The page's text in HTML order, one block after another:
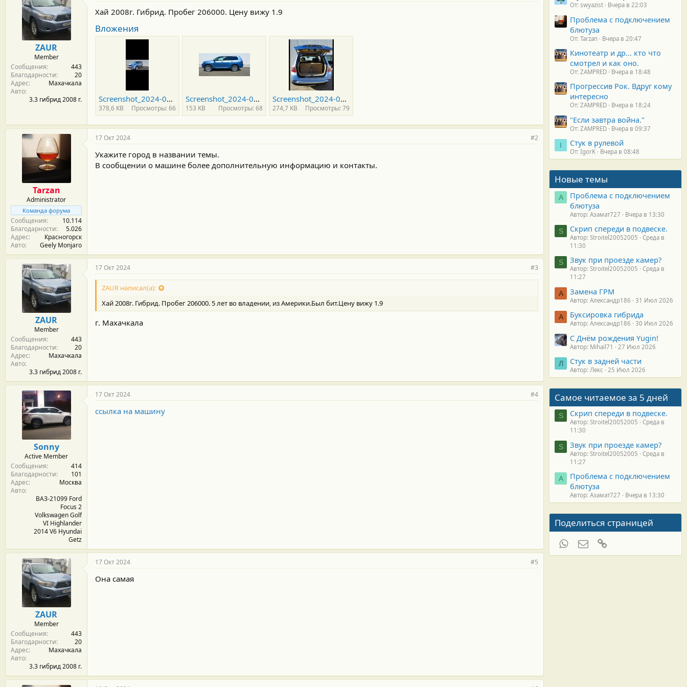
л
а
ZAUR
Member
Сообщения
443
Благодарности
20
Адрес
Махачкала
Авто
3.3 гибрид 2008 г.
Хай 2008г. Гибрид. Пробег 206000. Цену вижу 1.9
Вложения
Screenshot_2024-09-18-07-07-22-814_com.whatsapp.jpg
378,6 KB Просмотры: 66
Screenshot_2024-08-29-14-54-00-353_org.telegram.messenger_1.jpg
153 KB Просмотры: 68
Screenshot_2024-08-29-14-54-13-885_org.telegram.messenger_1.jpg
274,7 KB Просмотры: 79
Tarzan
Administrator
Команда форума
Сообщения
10.114
Благодарности
5.026
Адрес
Красногорск
Авто
Geely Monjaro
17 Окт 2024 #2
Укажите город в названии темы.
В сообщении о машине более дополнительную информацию и контакты.
ZAUR
Member
Сообщения
443
Благодарности
20
Адрес
Махачкала
Авто
3.3 гибрид 2008 г.
17 Окт 2024 #3
ZAUR написал(а):
Хай 2008г. Гибрид. Пробег 206000. 5 лет во владении, из Америки.Был бит.Цену вижу 1.9
г. Махачкала
Sonny
Active Member
Сообщения
414
Благодарности
101
Адрес
Москва
Авто
ВАЗ-21099 Ford
Focus 2
Volkswagen Golf
VI Highlander
2014 V6 Hyundai
Getz
17 Окт 2024 #4
ссылка на машину
ZAUR
Member
Сообщения
443
Благодарности
20
Адрес
Махачкала
Авто
3.3 гибрид 2008 г.
17 Окт 2024 #5
Она самая
От: swyazist Вчера в 22:03
Проблема с подключением
блютуза
От: Tarzan Вчера в 20:47
Кинотеатр и др... кто что
смотрел и как оно.
От: ZAMPRED Вчера в 18:48
Прогрессив Рок. Вдруг кому
интересно
От: ZAMPRED Вчера в 18:24
"Если завтра война."
От: ZAMPRED Вчера в 09:37
I Стук в рулевой
От: IgorK Вчера в 08:48
Новые темы
А
Проблема с подключением
блютуза
Автор: Азамат727 Вчера в 13:30
S Скрип спереди в подвеске.
Автор: Stroitel20052005
Среда в
11:30
S Звук при проезде камер?
Автор: Stroitel20052005
Среда в
11:27
А Замена ГРМ
Автор: Александр186 31 Июл 2026
А Буксировка гибрида
Автор: Александр186 30 Июл 2026
С Днём рождения Yugin!
Автор: Mihail71 27 Июл 2026
Л Стук в задней части
Автор: Лекс 25 Июл 2026
Самое читаемое за 5 дней
S Скрип спереди в подвеске.
Автор: Stroitel20052005
Среда в
11:30
S Звук при проезде камер?
Автор: Stroitel20052005
Среда в
11:27
А
Проблема с подключением
блютуза
Автор: Азамат727 Вчера в 13:30
Поделиться страницей
WhatsAppЭлектронная почта